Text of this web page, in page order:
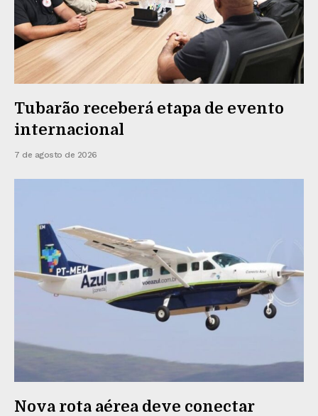
Tubarão receberá etapa de evento
internacional
7 de agosto de 2026
Nova rota aérea deve conectar